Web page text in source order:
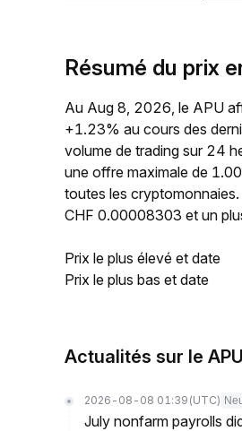
Résumé du prix
Au Aug 8, 2026, le APU
+1.23% au cours des
volume de trading sur 24
une offre maximale de
toutes les
CHF 0.00008303 et un
Prix le plus élevé et date
Prix le plus bas et date
Actualités sur le APU
2026-08-08 01:39 (UTC)
July nonfarm payrolls